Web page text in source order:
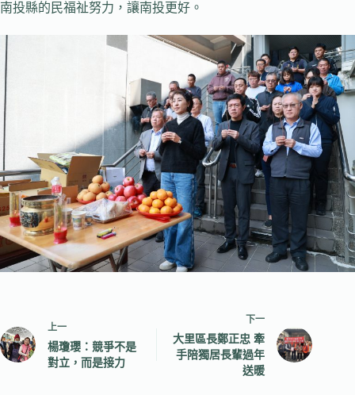
南投縣的民福祉努力，讓南投更好。
上一
楊瓊瓔：競爭不是
對立，而是接力
下一
大里區長鄭正忠 牽
手陪獨居長輩過年
送暖